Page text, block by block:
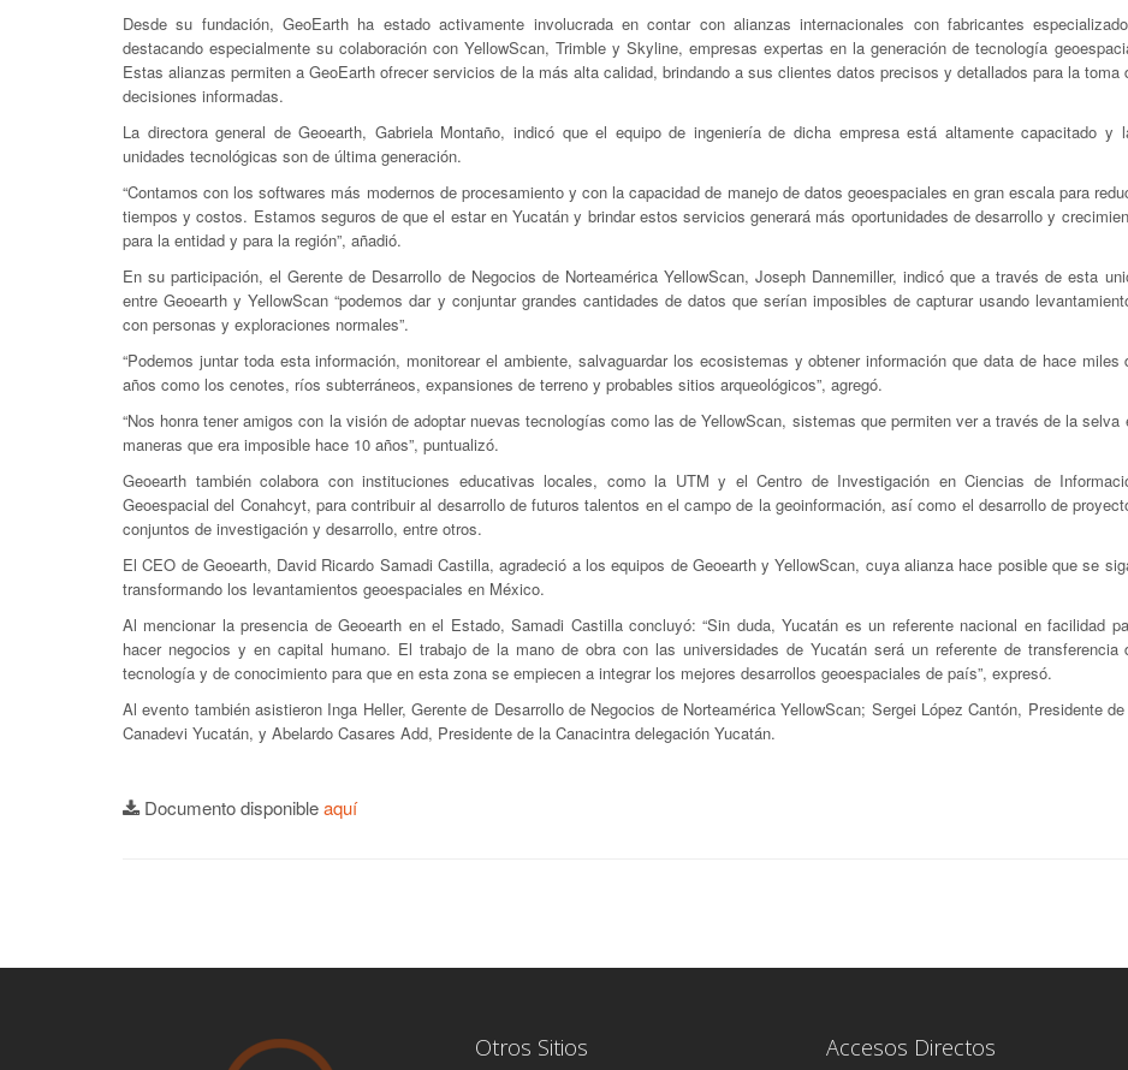
Desde su fundación, GeoEarth ha estado activamente involucrada en contar con alianzas internacionales con fabricantes
destacando especialmente su colaboración con YellowScan, Trimble y Skyline, empresas expertas en la generación de tecnología
Estas alianzas permiten a GeoEarth ofrecer servicios de la más alta calidad, brindando a sus clientes datos precisos y detallados para la toma
decisiones informadas.
La directora general de Geoearth, Gabriela Montaño, indicó que el equipo de ingeniería de dicha empresa está altamente capacitado y
unidades tecnológicas son de última generación.
“Contamos con los softwares más modernos de procesamiento y con la capacidad de manejo de datos geoespaciales en gran escala para
tiempos y costos. Estamos seguros de que el estar en Yucatán y brindar estos servicios generará más oportunidades de desarrollo y
para la entidad y para la región”, añadió.
En su participación, el Gerente de Desarrollo de Negocios de Norteamérica YellowScan, Joseph Dannemiller, indicó que a través de esta
entre Geoearth y YellowScan “podemos dar y conjuntar grandes cantidades de datos que serían imposibles de capturar usando
con personas y exploraciones normales”.
“Podemos juntar toda esta información, monitorear el ambiente, salvaguardar los ecosistemas y obtener información que data de hace miles
años como los cenotes, ríos subterráneos, expansiones de terreno y probables sitios arqueológicos”, agregó.
“Nos honra tener amigos con la visión de adoptar nuevas tecnologías como las de YellowScan, sistemas que permiten ver a través de la selva
maneras que era imposible hace 10 años”, puntualizó.
Geoearth también colabora con instituciones educativas locales, como la UTM y el Centro de Investigación en Ciencias de
Geoespacial del Conahcyt, para contribuir al desarrollo de futuros talentos en el campo de la geoinformación, así como el desarrollo de
conjuntos de investigación y desarrollo, entre otros.
El CEO de Geoearth, David Ricardo Samadi Castilla, agradeció a los equipos de Geoearth y YellowScan, cuya alianza hace posible que se
transformando los levantamientos geoespaciales en México.
Al mencionar la presencia de Geoearth en el Estado, Samadi Castilla concluyó: “Sin duda, Yucatán es un referente nacional en facilidad
hacer negocios y en capital humano. El trabajo de la mano de obra con las universidades de Yucatán será un referente de transferencia
tecnología y de conocimiento para que en esta zona se empiecen a integrar los mejores desarrollos geoespaciales de país”, expresó.
Al evento también asistieron Inga Heller, Gerente de Desarrollo de Negocios de Norteamérica YellowScan; Sergei López Cantón, Presidente
Canadevi Yucatán, y Abelardo Casares Add, Presidente de la Canacintra delegación Yucatán.
Documento disponibleaquí
Otros Sitios Accesos Directos